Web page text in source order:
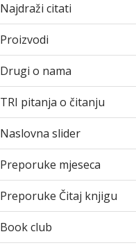
Najdraži citati
Proizvodi
Drugi o nama
TRI pitanja o čitanju
Naslovna slider
Preporuke mjeseca
Preporuke Čitaj knjigu
Book club